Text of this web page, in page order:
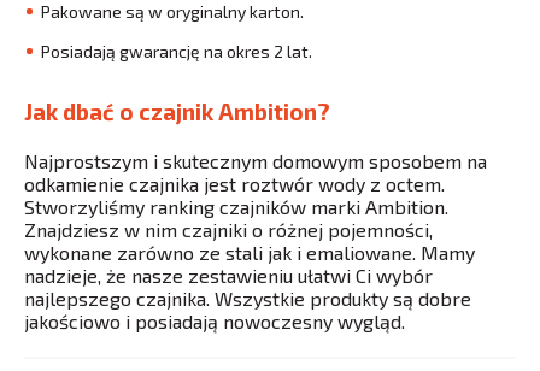
Pakowane są w oryginalny karton.
Posiadają gwarancję na okres 2 lat.
Jak dbać o czajnik Ambition?
Najprostszym i skutecznym domowym sposobem na
odkamienie czajnika jest roztwór wody z octem.
Stworzyliśmy ranking czajników marki Ambition.
Znajdziesz w nim czajniki o różnej pojemności,
wykonane zarówno ze stali jak i emaliowane. Mamy
nadzieje, że nasze zestawieniu ułatwi Ci wybór
najlepszego czajnika. Wszystkie produkty są dobre
jakościowo i posiadają nowoczesny wygląd.